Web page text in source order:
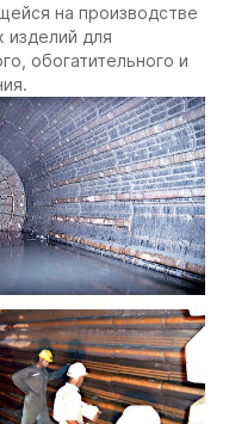
на производстве
изделий для
обогатительного и